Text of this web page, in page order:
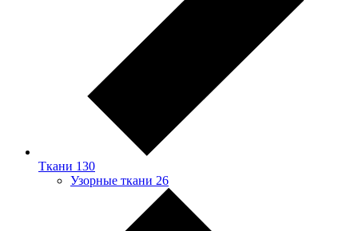
Ткани 130
Узорные ткани 26